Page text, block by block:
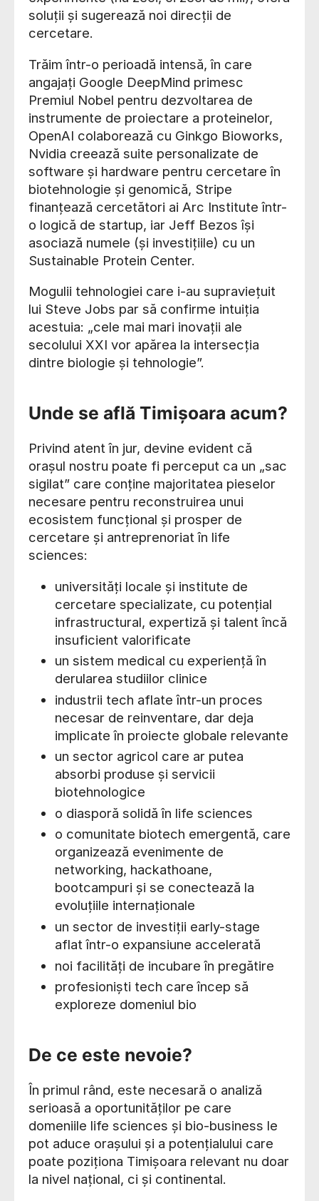
soluții și sugerează noi direcții de
cercetare.
Trăim într-o perioadă intensă, în care
angajați Google DeepMind primesc
Premiul Nobel pentru dezvoltarea de
instrumente de proiectare a proteinelor,
OpenAI colaborează cu Ginkgo Bioworks,
Nvidia creează suite personalizate de
software și hardware pentru cercetare în
biotehnologie și genomică, Stripe
finanțează cercetători ai Arc Institute într-
o logică de startup, iar Jeff Bezos își
asociază numele (și investițiile) cu un
Sustainable Protein Center.
Mogulii tehnologiei care i-au supraviețuit
lui Steve Jobs par să confirme intuiția
acestuia: „cele mai mari inovații ale
secolului XXI vor apărea la intersecția
dintre biologie și tehnologie”.
Unde se află Timișoara acum?
Privind atent în jur, devine evident că
orașul nostru poate fi perceput ca un „sac
sigilat” care conține majoritatea pieselor
necesare pentru reconstruirea unui
ecosistem funcțional și prosper de
cercetare și antreprenoriat în life
sciences:
universități locale și institute de
cercetare specializate, cu potențial
infrastructural, expertiză și talent încă
insuficient valorificate
un sistem medical cu experiență în
derularea studiilor clinice
industrii tech aflate într-un proces
necesar de reinventare, dar deja
implicate în proiecte globale relevante
un sector agricol care ar putea
absorbi produse și servicii
biotehnologice
o diasporă solidă în life sciences
o comunitate biotech emergentă, care
organizează evenimente de
networking, hackathoane,
bootcampuri și se conectează la
evoluțiile internaționale
un sector de investiții early-stage
aflat într-o expansiune accelerată
noi facilități de incubare în pregătire
profesioniști tech care încep să
exploreze domeniul bio
De ce este nevoie?
În primul rând, este necesară o analiză
serioasă a oportunităților pe care
domeniile life sciences și bio-business le
pot aduce orașului și a potențialului care
poate poziționa Timișoara relevant nu doar
la nivel național, ci și continental.